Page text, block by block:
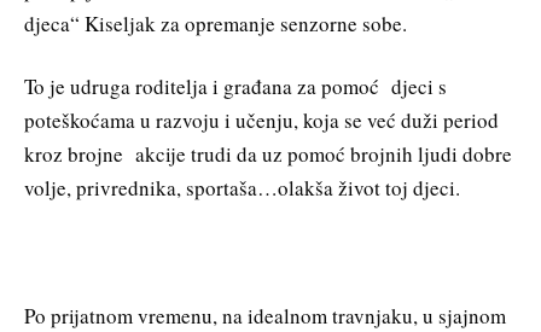
djeca“ Kiseljak za opremanje senzorne sobe.
To je udruga roditelja i građana za pomoć djeci s
poteškoćama u razvoju i učenju, koja se već duži period
kroz brojne akcije trudi da uz pomoć brojnih ljudi dobre
volje, privrednika, sportaša…olakša život toj djeci.
Po prijatnom vremenu, na idealnom travnjaku, u sjajnom